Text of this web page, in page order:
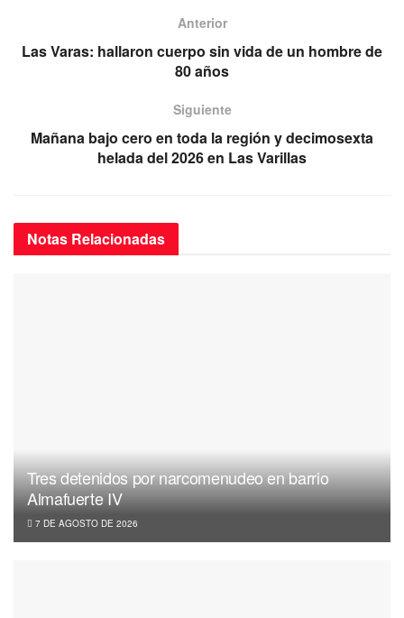
b
k
A
gr
a
m
Anterior
Las Varas: hallaron cuerpo sin vida de un hombre de
80 años
Siguiente
Mañana bajo cero en toda la región y decimosexta
helada del 2026 en Las Varillas
Notas Relacionadas
Tres detenidos por narcomenudeo en barrio
Almafuerte IV
7 DE AGOSTO DE 2026